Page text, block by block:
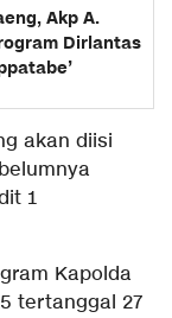
Akp A.
Dirlantas
akan diisi
1
Kapolda
tertanggal 27